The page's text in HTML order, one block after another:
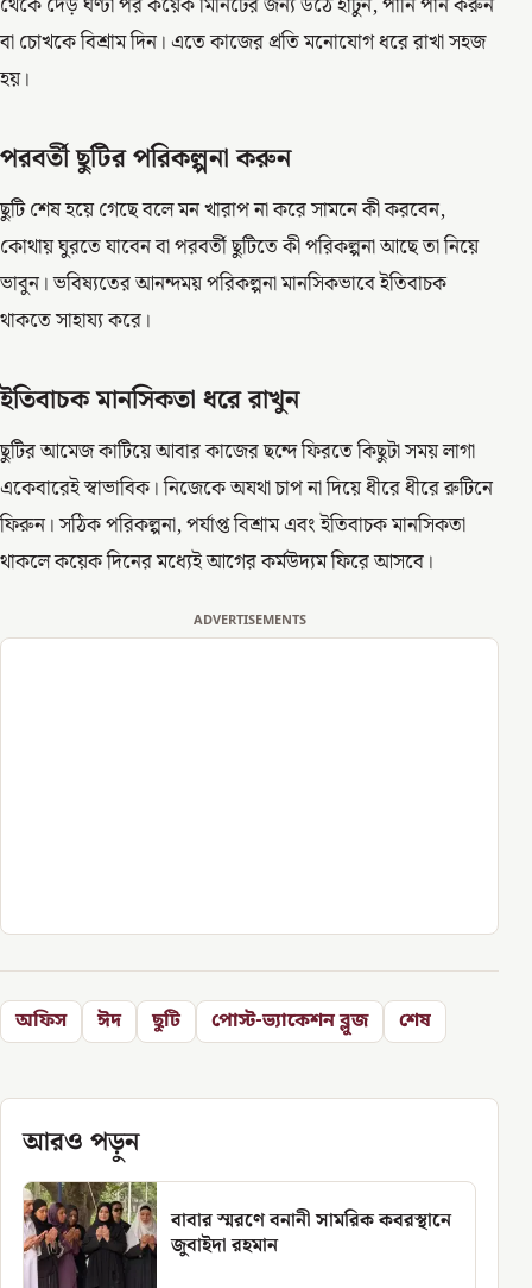
বা চোখকে বিশ্রাম দিন। এতে কাজের প্রতি মনোযোগ ধরে রাখা সহজ
হয়।
পরবর্তী ছুটির পরিকল্পনা করুন
ছুটি শেষ হয়ে গেছে বলে মন খারাপ না করে সামনে কী করবেন,
কোথায় ঘুরতে যাবেন বা পরবর্তী ছুটিতে কী পরিকল্পনা আছে তা নিয়ে
ভাবুন। ভবিষ্যতের আনন্দময় পরিকল্পনা মানসিকভাবে ইতিবাচক
থাকতে সাহায্য করে।
ইতিবাচক মানসিকতা ধরে রাখুন
ছুটির আমেজ কাটিয়ে আবার কাজের ছন্দে ফিরতে কিছুটা সময় লাগা
একেবারেই স্বাভাবিক। নিজেকে অযথা চাপ না দিয়ে ধীরে ধীরে রুটিনে
ফিরুন। সঠিক পরিকল্পনা, পর্যাপ্ত বিশ্রাম এবং ইতিবাচক মানসিকতা
থাকলে কয়েক দিনের মধ্যেই আগের কর্মউদ্যম ফিরে আসবে।
ADVERTISEMENTS
অফিস ঈদ ছুটি পোস্ট-ভ্যাকেশন ব্লুজ শেষ
আরও পড়ুন
বাবার স্মরণে বনানী সামরিক কবরস্থানে
জুবাইদা রহমান